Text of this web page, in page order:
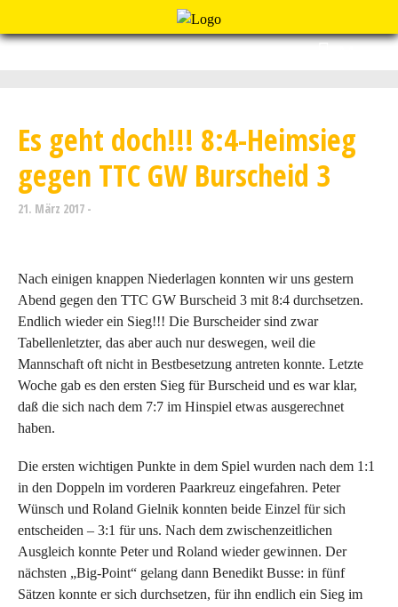
Es geht doch!!! 8:4-Heimsieg
gegen TTC GW Burscheid 3
21. März 2017
Nach einigen knappen Niederlagen konnten wir uns gestern
Abend gegen den TTC GW Burscheid 3 mit 8:4 durchsetzen.
Endlich wieder ein Sieg!!! Die Burscheider sind zwar
Tabellenletzter, das aber auch nur deswegen, weil die
Mannschaft oft nicht in Bestbesetzung antreten konnte. Letzte
Woche gab es den ersten Sieg für Burscheid und es war klar,
daß die sich nach dem 7:7 im Hinspiel etwas ausgerechnet
haben.
Die ersten wichtigen Punkte in dem Spiel wurden nach dem 1:1
in den Doppeln im vorderen Paarkreuz eingefahren. Peter
Wünsch und Roland Gielnik konnten beide Einzel für sich
entscheiden – 3:1 für uns. Nach dem zwischenzeitlichen
Ausgleich konnte Peter und Roland wieder gewinnen. Der
nächsten „Big-Point“ gelang dann Benedikt Busse: in fünf
Sätzen konnte er sich durchsetzen, für ihn endlich ein Sieg im